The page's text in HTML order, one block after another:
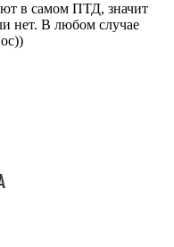
в самом ПТД, значит
нет. В любом случае